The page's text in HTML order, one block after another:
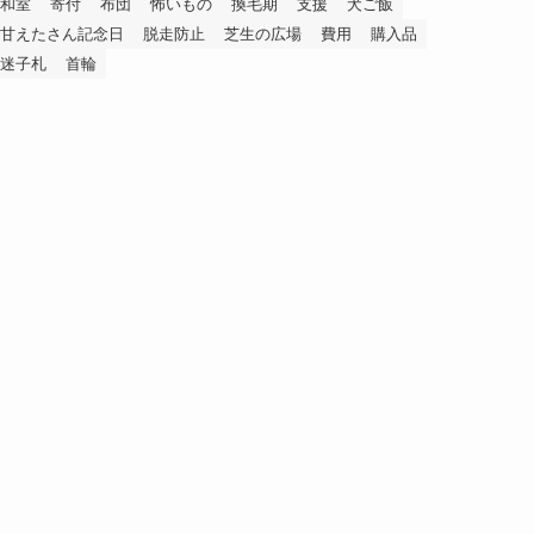
和室
寄付 布団 怖いもの 換毛期 支援
犬ご飯
甘えたさん記念日
脱走防止 芝生の広場 費用
購入品
迷子札
首輪